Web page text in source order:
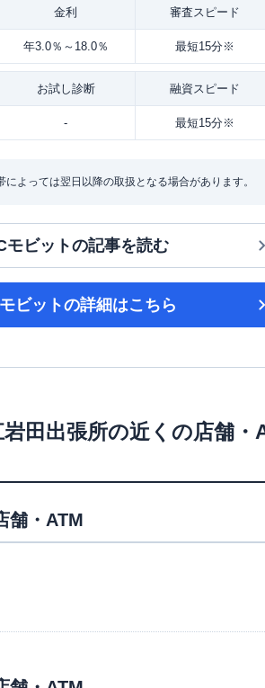
金利 審査スピード
年3.0％～18.0％ 最短15分※
お試し診断 融資スピード
- 最短15分※
よっては翌日以降の取扱となる場合があります。
モビットの記事を読む
ビットの詳細はこちら
田出張所の近くの店舗・
舗・ATM